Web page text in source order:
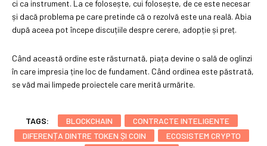
ci ca instrument. La ce folosește, cui folosește, de ce este necesar
și dacă problema pe care pretinde că o rezolvă este una reală. Abia
după aceea pot începe discuțiile despre cerere, adopție și preț.
Când această ordine este răsturnată, piața devine o sală de oglinzi
în care impresia ține loc de fundament. Când ordinea este păstrată,
se văd mai limpede proiectele care merită urmărite.
TAGS: BLOCKCHAIN
CONTRACTE INTELIGENTE
DIFERENȚA DINTRE TOKEN ȘI COIN
ECOSISTEM CRYPTO